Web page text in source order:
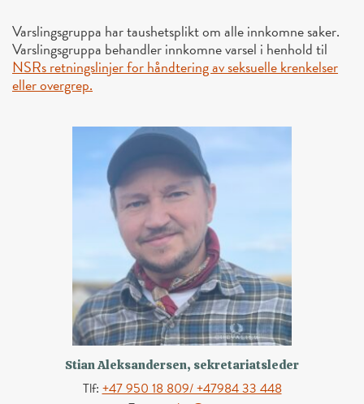
Varslingsgruppa har taushetsplikt om alle innkomne saker.
Varslingsgruppa behandler innkomne varsel i henhold til
NSRs retningslinjer for håndtering av seksuelle krenkelser
eller overgrep.
Stian Aleksandersen, sekretariatsleder
Tlf: +47 950 18 809/ +47984 33 448